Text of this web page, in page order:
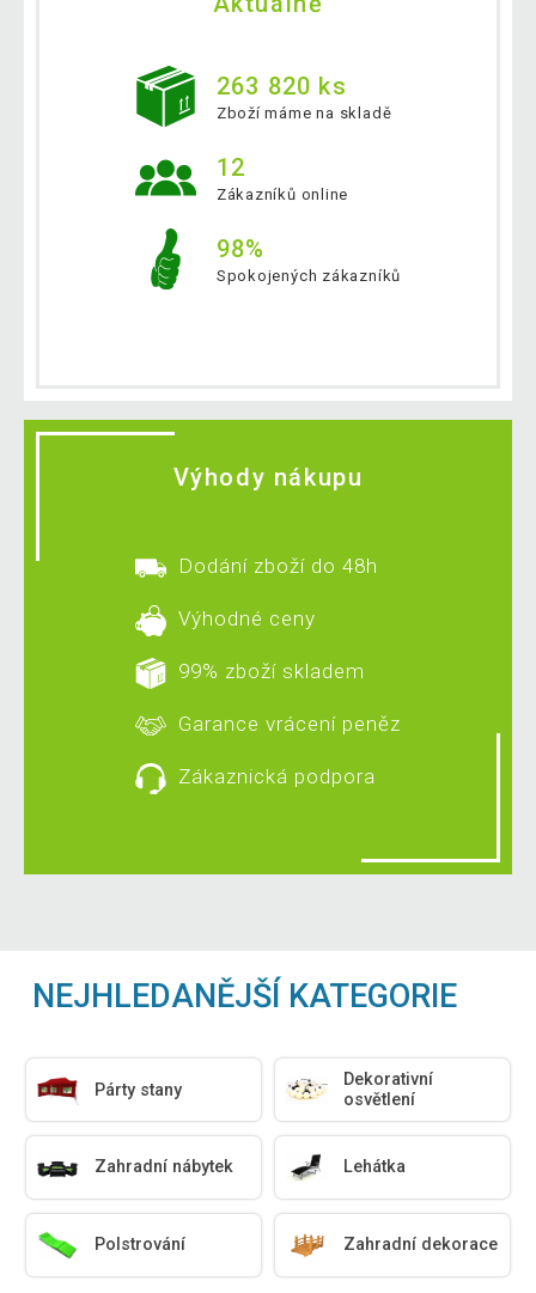
263 820 ks
Zboží máme na skladě
12
Zákazníků online
98%
Spokojených zákazníků
Výhody nákupu
Dodání zboží do 48h
Výhodné ceny
99% zboží skladem
Garance vrácení peněz
Zákaznická podpora
NEJHLEDANĚJŠÍ KATEGORIE
Párty stany
Dekorativní
osvětlení
Zahradní nábytek Lehátka
Polstrování Zahradní dekorace